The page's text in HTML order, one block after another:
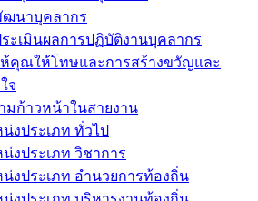
ฒนาบุคลากร
ะเมินผลการปฏิบัติงานบุคลากร
ห้คุณให้โทษและการสร้างขวัญและ
จ
มก้าวหน้าในสายงาน
งประเภท ทั่วไป
งประเภท วิชาการ
งประเภท อำนวยการท้องถิ่น